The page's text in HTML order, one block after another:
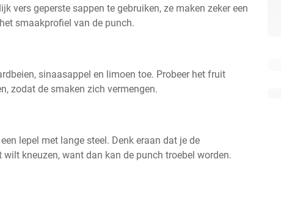
vers geperste sappen te gebruiken, ze maken zeker een
smaakprofiel van de punch.
sinaasappel en limoen toe. Probeer het fruit
zodat de smaken zich vermengen.
lepel met lange steel. Denk eraan dat je de
kneuzen, want dan kan de punch troebel worden.